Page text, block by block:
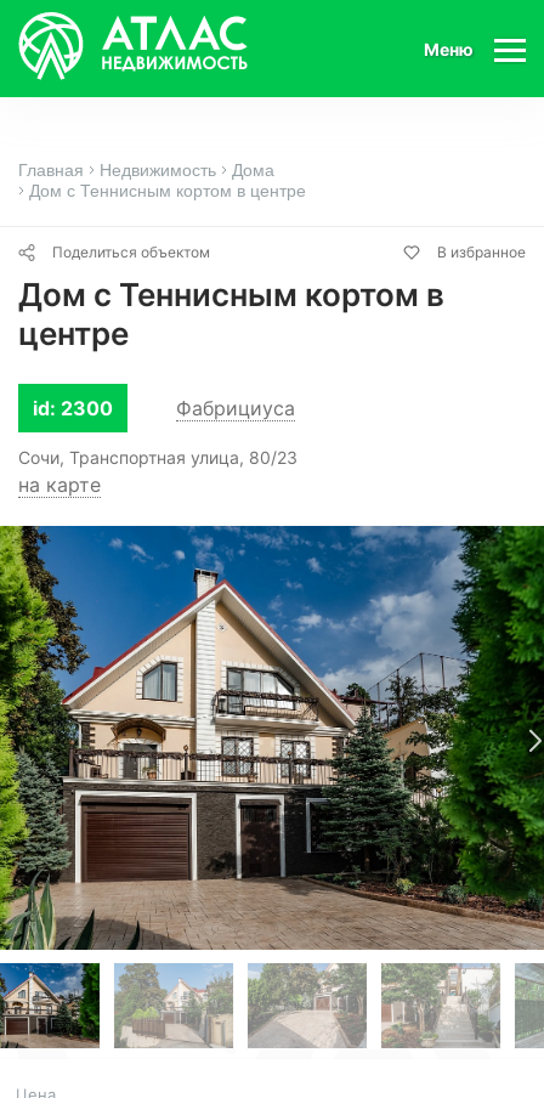
Меню
Главная Недвижимость
Дома
Дом с Теннисным кортом в центре
Поделиться объектом В избранное
Дом с Теннисным кортом в
центре
id: 2300 Фабрициуса
Сочи, Транспортная улица, 80/23
на карте